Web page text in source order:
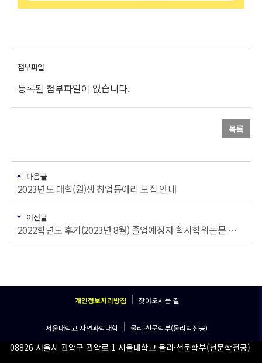
등록된 첨부파일이 없습니다.
목록
다음글
2023년도 대학(원)생 창업동아리 모집 안내
이전글
2022학년도 후기(2023년 8월) 졸업예정자 학사학위논문 제출 안내
개인정보처리방침 찾아오시는 길
서울대학교 자연과학대학 물리·천문학부(물리학전공)
08826 서울시 관악구 관악로 1 서울대학교 물리·천문학부(천문학전공)